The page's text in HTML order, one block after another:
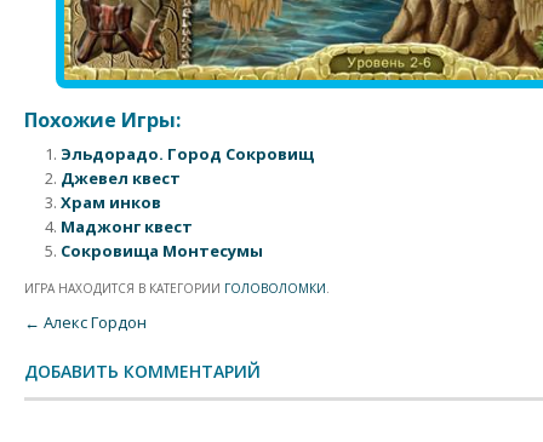
Похожие Игры:
Эльдорадо. Город Сокровищ
Джевел квест
Храм инков
Маджонг квест
Сокровища Монтесумы
ИГРА НАХОДИТСЯ В КАТЕГОРИИ ГОЛОВОЛОМКИ.
Post navigation
← Алекс Гордон
ДОБАВИТЬ КОММЕНТАРИЙ